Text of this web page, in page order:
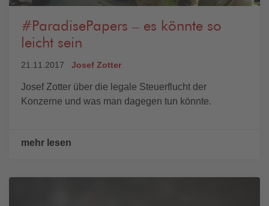
#ParadisePapers – es könnte so
leicht sein
21.11.2017 Josef Zotter
Josef Zotter über die legale Steuerflucht der
Konzerne und was man dagegen tun könnte.
mehr lesen